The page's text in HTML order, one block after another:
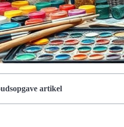
artikel